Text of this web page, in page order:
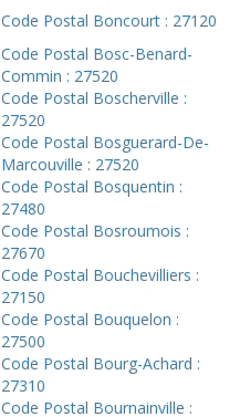
Code Postal Boncourt : 27120
Code Postal Bosc-Benard-
Commin : 27520
Code Postal Boscherville :
27520
Code Postal Bosguerard-De-
Marcouville : 27520
Code Postal Bosquentin :
27480
Code Postal Bosroumois :
27670
Code Postal Bouchevilliers :
27150
Code Postal Bouquelon :
27500
Code Postal Bourg-Achard :
27310
Code Postal Bournainville :